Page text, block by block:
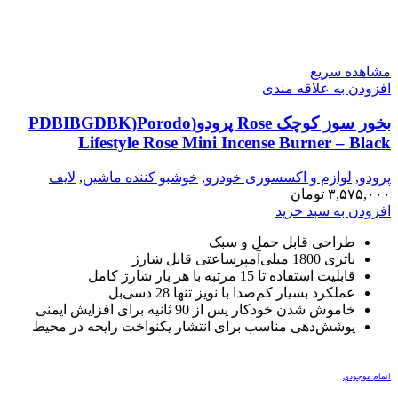
مشاهده سریع
افزودن به علاقه مندی
بخور سوز کوچک Rose پرودو(PDBIBGDBK)Porodo
Lifestyle Rose Mini Incense Burner – Black
پرودو, لوازم و اکسسوری خودرو, خوشبو کننده ماشین, لایف
استایل,دستگاه بخور و خوشبوکننده۳,۵۷۵,۰۰۰ تومان
افزودن به سبد خرید
طراحی قابل حمل و سبک
باتری 1800 میلی‌آمپرساعتی قابل شارژ
قابلیت استفاده تا 15 مرتبه با هر بار شارژ کامل
عملکرد بسیار کم‌صدا با نویز تنها 28 دسی‌بل
خاموش شدن خودکار پس از 90 ثانیه برای افزایش ایمنی
پوشش‌دهی مناسب برای انتشار یکنواخت رایحه در محیط
اتمام موجودی